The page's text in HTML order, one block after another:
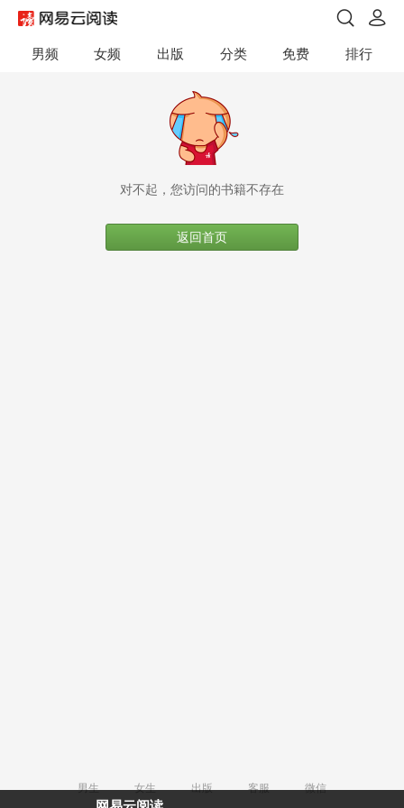
男频 女频 出版 分类 免费 排行
对不起，您访问的书籍不存在
返回首页
男生 女生 出版 客服
微信